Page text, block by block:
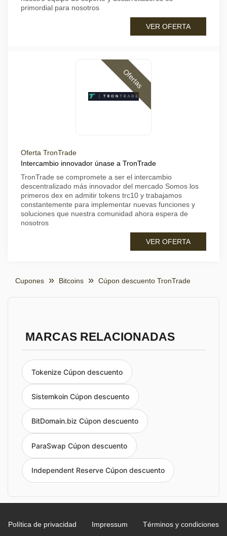
primordial para nosotros
VER OFERTA
Ofertas
Oferta TronTrade
Intercambio innovador únase a TronTrade
TronTrade se compromete a ser el intercambio
descentralizado más innovador del mercado Somos los
primeros dex en admitir tokens trc10 y trabajamos
constantemente para implementar nuevas funciones y
soluciones que nuestra comunidad ahora espera de
nosotros
VER OFERTA
Cupones Bitcoins Cúpon descuento TronTrade
MARCAS RELACIONADAS
Tokenize Cúpon descuento
Sistemkoin Cúpon descuento
BitDomain.biz Cúpon descuento
ParaSwap Cúpon descuento
Independent Reserve Cúpon descuento
Política de privacidad Impressum Términos y condiciones